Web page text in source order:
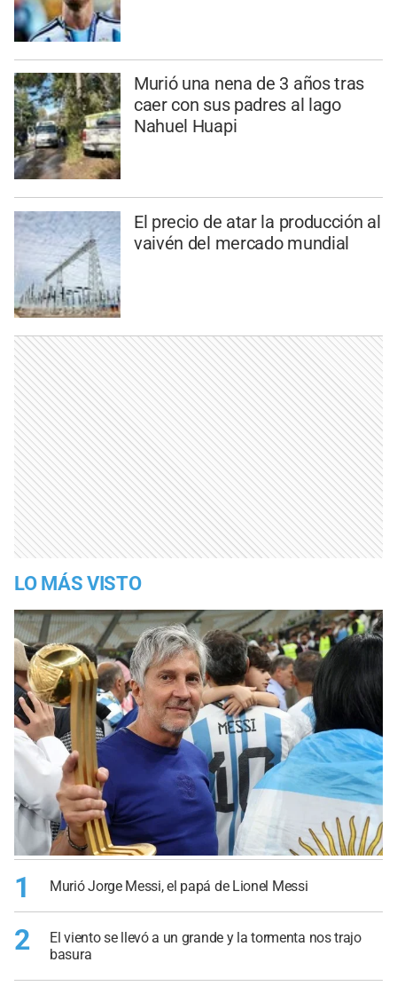
Murió una nena de 3 años tras
caer con sus padres al lago
Nahuel Huapi
El precio de atar la producción al
vaivén del mercado mundial
LO MÁS VISTO
1 Murió Jorge Messi, el papá de Lionel Messi
2
El viento se llevó a un grande y la tormenta nos trajo
basura